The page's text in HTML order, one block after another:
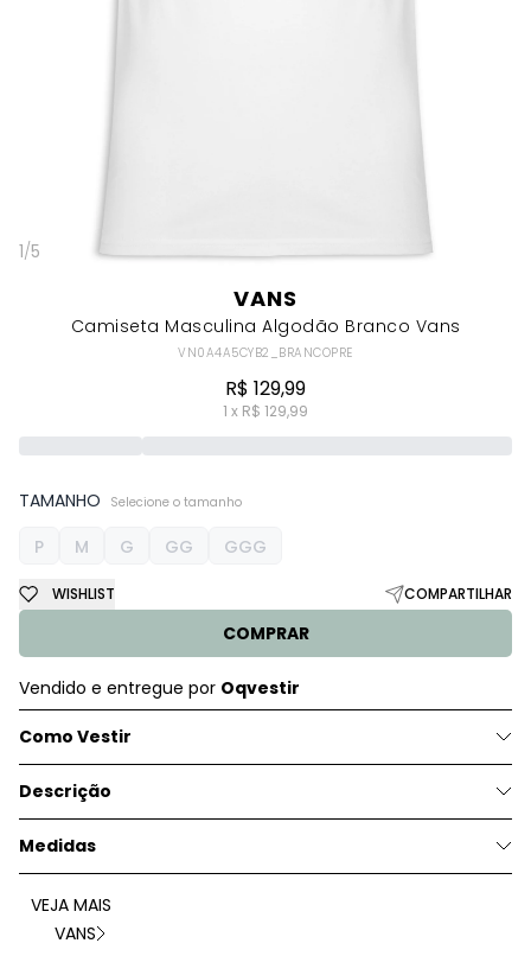
1/5
VANS
Camiseta Masculina Algodão Branco Vans
VN0A4A5CYB2_BRANCOPRE
R$ 129,99
1 x R$ 129,99
TAMANHO Selecione o tamanho
P M G GG GGG
COMPRAR
WISHLIST COMPARTILHAR
Vendido e entregue por Oqvestir
Como Vestir
Descrição
Medidas
VEJA MAIS
VANS